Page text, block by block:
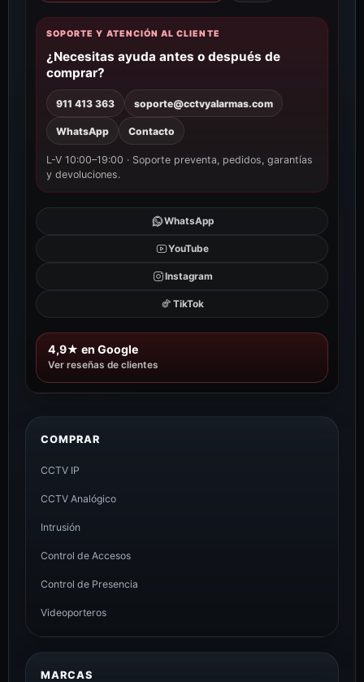
SOPORTE Y ATENCIÓN AL CLIENTE
¿Necesitas ayuda antes o después de
comprar?
911 413 363 soporte@cctvyalarmas.com
WhatsApp Contacto
L-V 10:00–19:00 · Soporte preventa, pedidos, garantías
y devoluciones.
WhatsApp
YouTube
Instagram
TikTok
4,9★ en Google
Ver reseñas de clientes
COMPRAR
CCTV IP
CCTV Analógico
Intrusión
Control de Accesos
Control de Presencia
Videoporteros
MARCAS